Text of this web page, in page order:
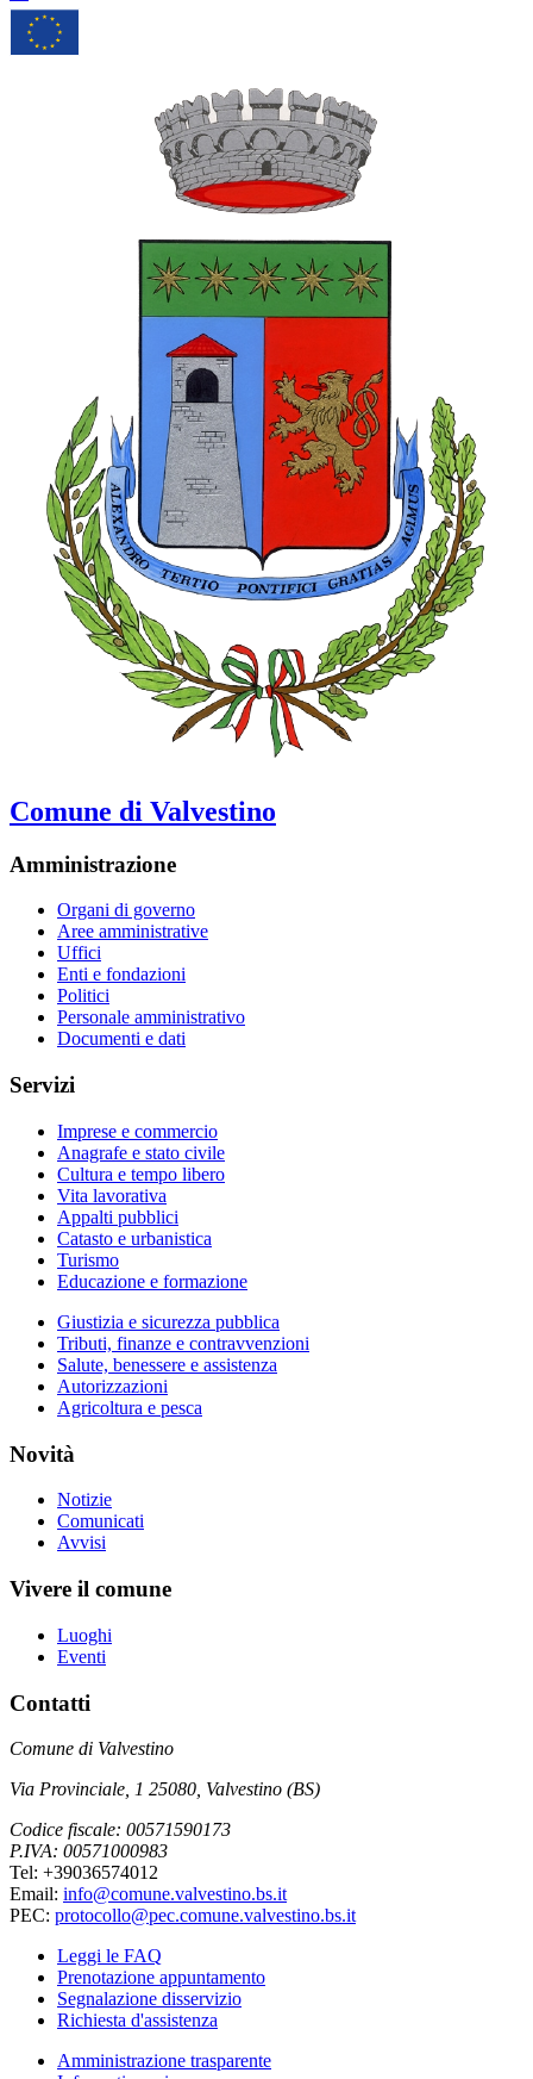
Comune di Valvestino
Amministrazione
Organi di governo
Aree amministrative
Uffici
Enti e fondazioni
Politici
Personale amministrativo
Documenti e dati
Servizi
Imprese e commercio
Anagrafe e stato civile
Cultura e tempo libero
Vita lavorativa
Appalti pubblici
Catasto e urbanistica
Turismo
Educazione e formazione
Giustizia e sicurezza pubblica
Tributi, finanze e contravvenzioni
Salute, benessere e assistenza
Autorizzazioni
Agricoltura e pesca
Novità
Notizie
Comunicati
Avvisi
Vivere il comune
Luoghi
Eventi
Contatti
Comune di Valvestino
Via Provinciale, 1 25080, Valvestino (BS)
Codice fiscale: 00571590173
P.IVA: 00571000983
Tel: +39036574012
Email: info@comune.valvestino.bs.it
PEC: protocollo@pec.comune.valvestino.bs.it
Leggi le FAQ
Prenotazione appuntamento
Segnalazione disservizio
Richiesta d'assistenza
Amministrazione trasparente